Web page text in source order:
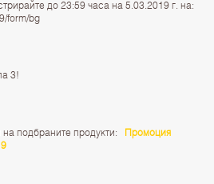
до 23:59 часа на 5.03.2019 г. на:
form/bg
3!
подбраните продукти: Промоция